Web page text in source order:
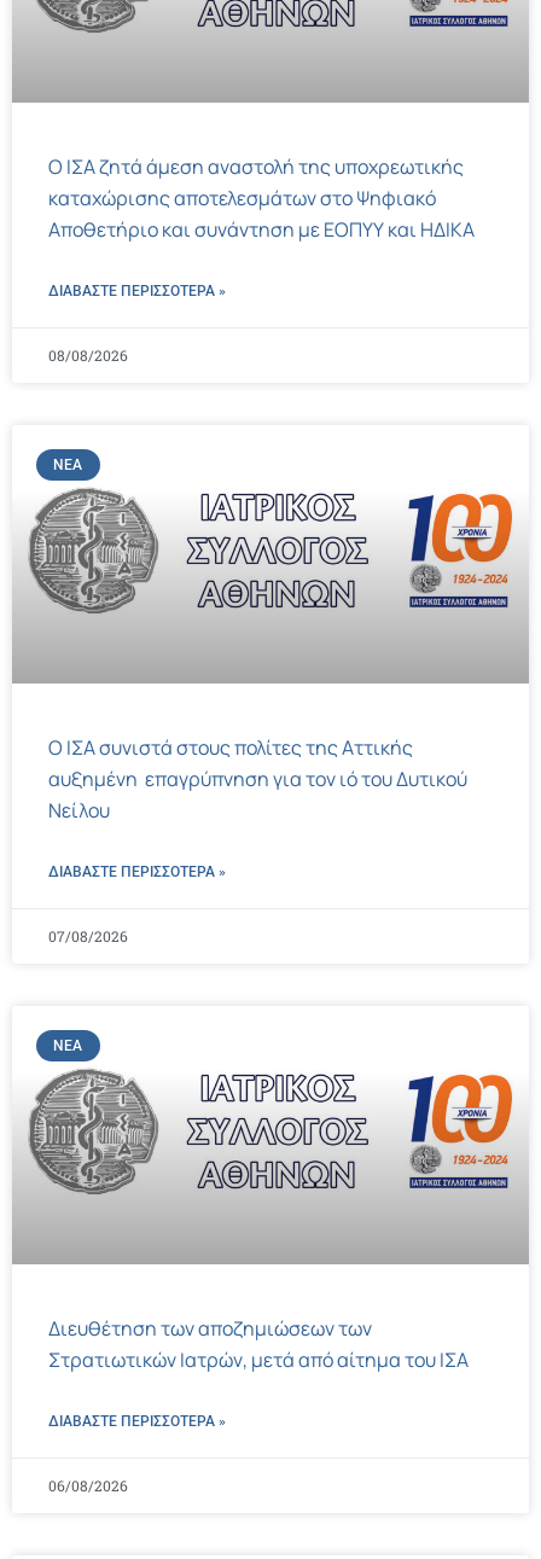
Ο ΙΣΑ ζητά άμεση αναστολή της υποχρεωτικής
καταχώρισης αποτελεσμάτων στο Ψηφιακό
Αποθετήριο και συνάντηση με ΕΟΠΥΥ και ΗΔΙΚΑ
ΔΙΑΒΑΣΤΕ ΠΕΡΙΣΣΌΤΕΡΑ »
08/08/2026
ΝΈΑ
Ο ΙΣΑ συνιστά στους πολίτες της Αττικής
αυξημένη επαγρύπνηση για τον ιό του Δυτικού
Νείλου
ΔΙΑΒΑΣΤΕ ΠΕΡΙΣΣΌΤΕΡΑ »
07/08/2026
ΝΈΑ
Διευθέτηση των αποζημιώσεων των
Στρατιωτικών Ιατρών, μετά από αίτημα του ΙΣΑ
ΔΙΑΒΑΣΤΕ ΠΕΡΙΣΣΌΤΕΡΑ »
06/08/2026